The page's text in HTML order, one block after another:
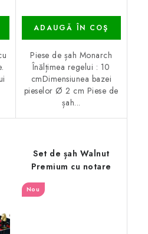
ADAUGĂ ÎN COŞ
Piese de șah Monarch
Înălțimea regelui : 10
cmDimensiunea bazei
pieselor Ø 2 cm Piese de
șah...
Set de șah Walnut
Premium cu notare
Nou